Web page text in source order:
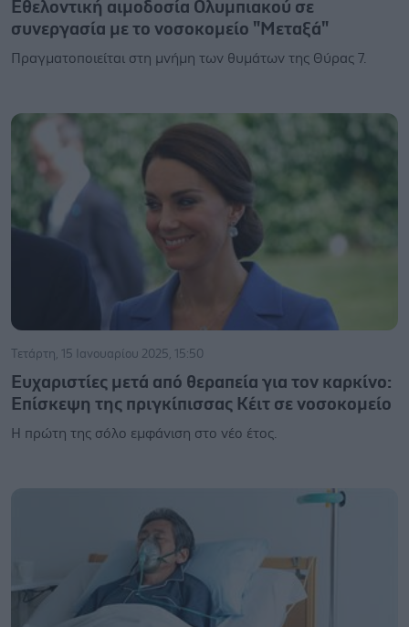
Εθελοντική αιμοδοσία Ολυμπιακού σε
συνεργασία με το νοσοκομείο "Μεταξά"
Πραγματοποιείται στη μνήμη των θυμάτων της Θύρας 7.
Τετάρτη, 15 Ιανουαρίου 2025, 15:50
Ευχαριστίες μετά από θεραπεία για τον καρκίνο:
Επίσκεψη της πριγκίπισσας Κέιτ σε νοσοκομείο
Η πρώτη της σόλο εμφάνιση στο νέο έτος.